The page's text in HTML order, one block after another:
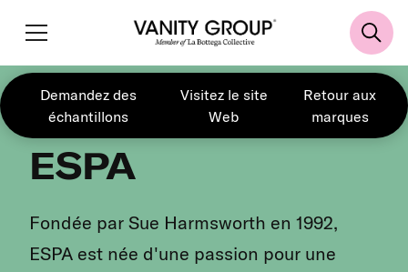
Demandez des
échantillons
Visitez le site
Web
Retour aux
marques
ESPA
Fondée par Sue Harmsworth en 1992,
ESPA est née d'une passion pour une